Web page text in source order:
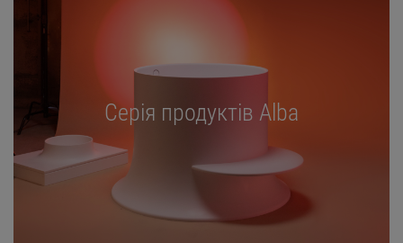
Серія продуктів Alba